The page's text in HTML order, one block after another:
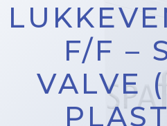
F/F –
VALVE